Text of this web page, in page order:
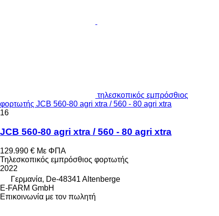
τηλεσκοπικός εμπρόσθιος
φορτωτής JCB 560-80 agri xtra / 560 - 80 agri xtra
16
JCB 560-80 agri xtra / 560 - 80 agri xtra
129.990 € Με ΦΠΑ
Τηλεσκοπικός εμπρόσθιος φορτωτής
2022
Γερμανία, De-48341 Altenberge
E-FARM GmbH
Επικοινωνία με τον πωλητή